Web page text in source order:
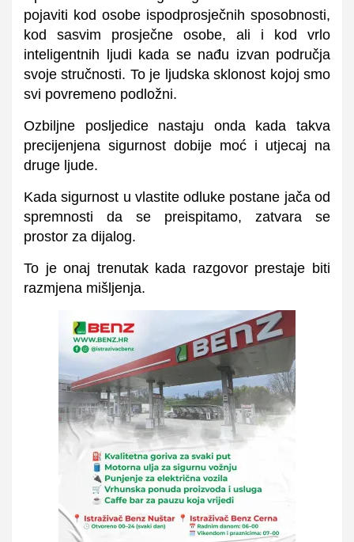
pojaviti kod osobe ispodprosječnih sposobnosti,
kod sasvim prosječne osobe, ali i kod vrlo
inteligentnih ljudi kada se nađu izvan područja
svoje stručnosti. To je ljudska sklonost kojoj smo
svi povremeno podložni.
Ozbiljne posljedice nastaju onda kada takva
precijenjena sigurnost dobije moć i utjecaj na
druge ljude.
Kada sigurnost u vlastite odluke postane jača od
spremnosti da se preispitamo, zatvara se
prostor za dijalog.
To je onaj trenutak kada razgovor prestaje biti
razmjena mišljenja.